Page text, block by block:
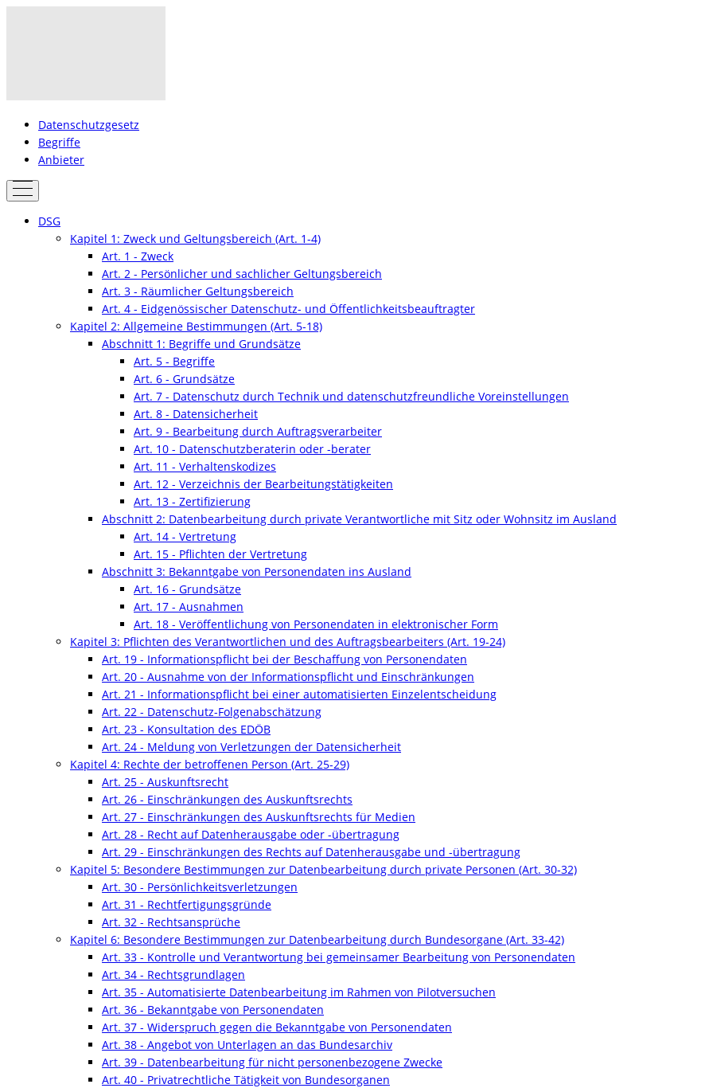
Datenschutzgesetz
Begriffe
Anbieter
DSG
Kapitel 1: Zweck und Geltungsbereich (Art. 1-4)
Art. 1 - Zweck
Art. 2 - Persönlicher und sachlicher Geltungsbereich
Art. 3 - Räumlicher Geltungsbereich
Art. 4 - Eidgenössischer Datenschutz- und Öffentlichkeitsbeauftragter
Kapitel 2: Allgemeine Bestimmungen (Art. 5-18)
Abschnitt 1: Begriffe und Grundsätze
Art. 5 - Begriffe
Art. 6 - Grundsätze
Art. 7 - Datenschutz durch Technik und datenschutzfreundliche Voreinstellungen
Art. 8 - Datensicherheit
Art. 9 - Bearbeitung durch Auftragsverarbeiter
Art. 10 - Datenschutzberaterin oder -berater
Art. 11 - Verhaltenskodizes
Art. 12 - Verzeichnis der Bearbeitungstätigkeiten
Art. 13 - Zertifizierung
Abschnitt 2: Datenbearbeitung durch private Verantwortliche mit Sitz oder Wohnsitz im Ausland
Art. 14 - Vertretung
Art. 15 - Pflichten der Vertretung
Abschnitt 3: Bekanntgabe von Personendaten ins Ausland
Art. 16 - Grundsätze
Art. 17 - Ausnahmen
Art. 18 - Veröffentlichung von Personendaten in elektronischer Form
Kapitel 3: Pflichten des Verantwortlichen und des Auftragsbearbeiters (Art. 19-24)
Art. 19 - Informationspflicht bei der Beschaffung von Personendaten
Art. 20 - Ausnahme von der Informationspflicht und Einschränkungen
Art. 21 - Informationspflicht bei einer automatisierten Einzelentscheidung
Art. 22 - Datenschutz-Folgenabschätzung
Art. 23 - Konsultation des EDÖB
Art. 24 - Meldung von Verletzungen der Datensicherheit
Kapitel 4: Rechte der betroffenen Person (Art. 25-29)
Art. 25 - Auskunftsrecht
Art. 26 - Einschränkungen des Auskunftsrechts
Art. 27 - Einschränkungen des Auskunftsrechts für Medien
Art. 28 - Recht auf Datenherausgabe oder -übertragung
Art. 29 - Einschränkungen des Rechts auf Datenherausgabe und -übertragung
Kapitel 5: Besondere Bestimmungen zur Datenbearbeitung durch private Personen (Art. 30-32)
Art. 30 - Persönlichkeitsverletzungen
Art. 31 - Rechtfertigungsgründe
Art. 32 - Rechtsansprüche
Kapitel 6: Besondere Bestimmungen zur Datenbearbeitung durch Bundesorgane (Art. 33-42)
Art. 33 - Kontrolle und Verantwortung bei gemeinsamer Bearbeitung von Personendaten
Art. 34 - Rechtsgrundlagen
Art. 35 - Automatisierte Datenbearbeitung im Rahmen von Pilotversuchen
Art. 36 - Bekanntgabe von Personendaten
Art. 37 - Widerspruch gegen die Bekanntgabe von Personendaten
Art. 38 - Angebot von Unterlagen an das Bundesarchiv
Art. 39 - Datenbearbeitung für nicht personenbezogene Zwecke
Art. 40 - Privatrechtliche Tätigkeit von Bundesorganen